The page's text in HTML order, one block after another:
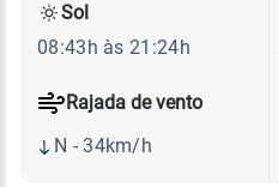
Rajada de vento
N - 34km/h
Sol
08:43h às 21:24h